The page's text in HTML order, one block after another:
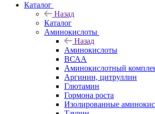
Каталог
Назад
Каталог
Аминокислоты
Назад
Аминокислоты
ВСАА
Аминокислотный
Аргинин, цитруллин
Глютамин
Гормона роста
Изолированные